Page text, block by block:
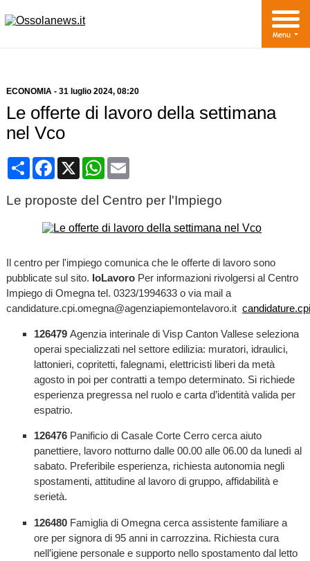
ECONOMIA- 31 luglio 2024, 08:20
Le offerte di lavoro della settimana
nel Vco
CondividiFacebook
X WhatsApp
Email
Le proposte del Centro per l'Impiego
Il centro per l'impiego comunica che le offerte di lavoro sono
pubblicate sul sito. IoLavoroPer informazioni rivolgersi al Centro
Impiego di Omegna tel. 0323/1994633 o via mail a
candidature.cpi.omegna@agenziapiemontelavoro.it
126479 Agenzia interinale di Visp Canton Vallese seleziona
operai specializzati nel settore edilizia: muratori, idraulici,
lattonieri, copritetti, falegnami, elettricisti liberi da metà
agosto in poi per contratti a tempo determinato. Si richiede
esperienza pregressa nel ruolo e carta d’identità valida per
espatrio.
126476 Panificio di Casale Corte Cerro cerca aiuto
panettiere, lavoro notturno dalle 00.00 alle 06.00 da lunedì al
sabato. Preferibile esperienza, richiesta autonomia negli
spostamenti, attitudine al lavoro di gruppo, affidabilità e
serietà.
126480Famiglia di Omegna cerca assistente familiare a
ore per signora di 95 anni in carrozzina. Richiesta cura
nell’igiene personale e supporto nello spostamento dal letto